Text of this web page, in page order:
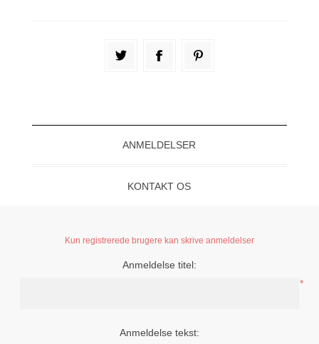
ANMELDELSER
KONTAKT OS
Kun registrerede brugere kan skrive anmeldelser
Anmeldelse titel:
*
Anmeldelse tekst: